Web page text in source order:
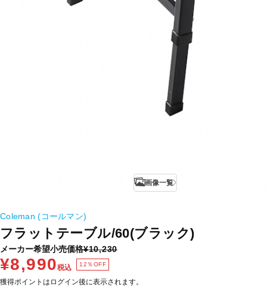
画像一覧
Coleman (コールマン)
フラットテーブル/60(ブラック)
メーカー希望小売価格¥10,230
¥8,990税込 12％OFF
獲得ポイントはログイン後に表示されます。